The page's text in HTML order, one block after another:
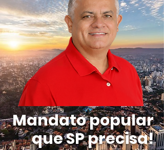
Mandato popular
que SP precisa!